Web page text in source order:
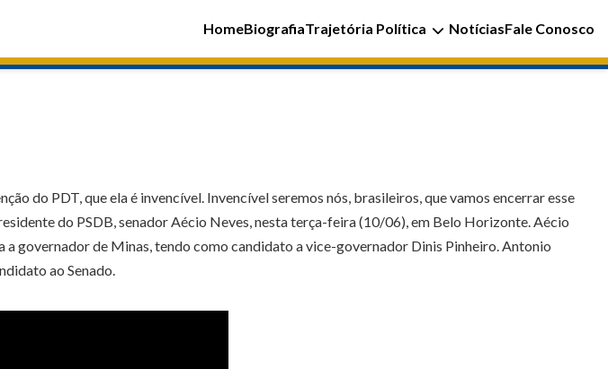
HomeBiografiaTrajetória Política NotíciasFale Conosco
do PDT, que ela é invencível. Invencível seremos nós, brasileiros, que vamos encerrar esse
do PSDB, senador Aécio Neves, nesta terça-feira (10/06), em Belo Horizonte. Aécio
governador de Minas, tendo como candidato a vice-governador Dinis Pinheiro. Antonio
ao Senado.